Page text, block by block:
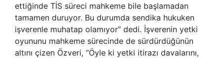
ettiğinde TİS süreci mahkeme bile başlamadan
tamamen duruyor. Bu durumda sendika hukuken
işverenle muhatap olamıyor” dedi. İşverenin yetki
oyununu mahkeme sürecinde de sürdürdüğünün
altını çizen Özveri, “Öyle ki yetki itirazı davalarını,